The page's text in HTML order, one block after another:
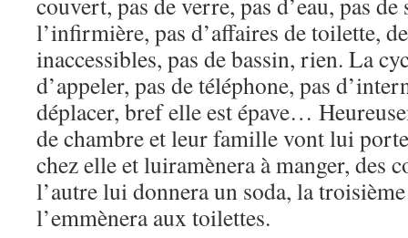
l’infirmière, pas d’affaires de toilette,
inaccessibles, pas de bassin, rien. La
d’appeler, pas de téléphone, pas
déplacer, bref elle est épave…
de chambre et leur famille vont lui
chez elle et luiramènera à manger, des
l’autre lui donnera un soda, la
l’emmènera aux toilettes.